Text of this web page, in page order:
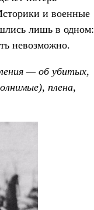
и военные
лишь в одном:
невозможно.
— об убитых,
плена,